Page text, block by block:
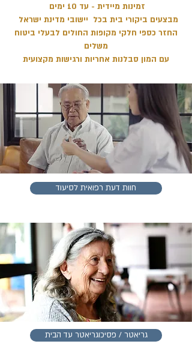
זמינות מיידית - עד 10 ימים
מבצעים ביקורי בית בכל יישובי מדינת ישראל
החזר כספי חלקי מקופות החולים לבעלי ביטוח
משלים
עם המון סבלנות אחריות ורגישות מקצועית
חוות דעת רפואית לסיעוד
גריאטר / פסיכוגריאטר עד הבית